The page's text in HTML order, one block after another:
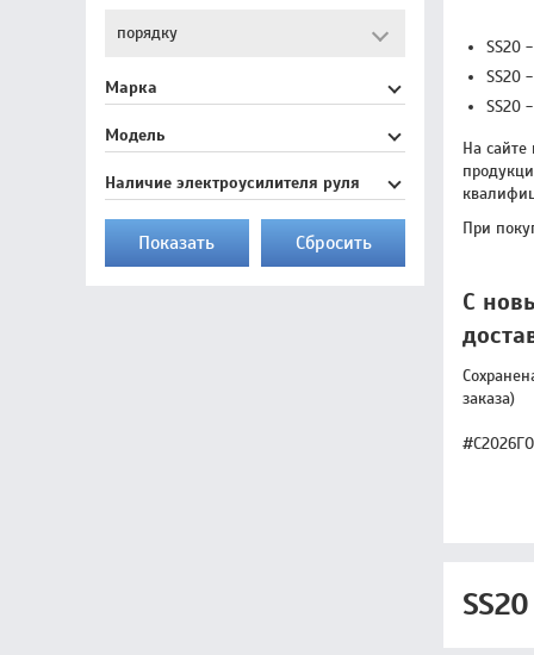
Марка
Модель
Наличие электроусилителя руля
Показать Cбросить
SS20
SS20
SS20
На
При
С
заказа)